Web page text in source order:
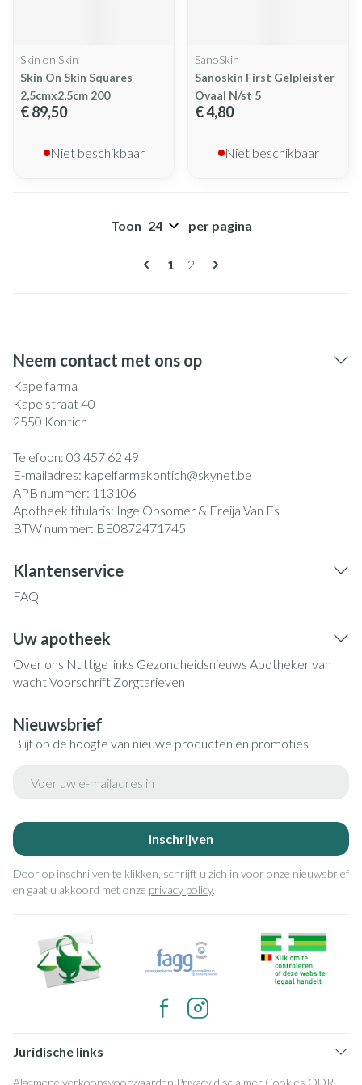
Skin on Skin
Skin On Skin Squares
2,5cmx2,5cm 200
€ 89,50
Niet beschikbaar
SanoSkin
Sanoskin First Gelpleister
Ovaal N/st 5
€ 4,80
Niet beschikbaar
Pagina's
U lees momenteel pagina
1 Pagina
2
Toon per pagina
Neem contact met ons op
Kapelfarma
Kapelstraat 40
2550 Kontich
Telefoon: 03 457 62 49
E-mailadres: kapelfarmakontich@skynet.be
APB nummer: 113106
Apotheek titularis: Inge Opsomer & Freija Van Es
BTW nummer: BE0872471745
Klantenservice
FAQ
Uw apotheek
Over ons Nuttige links Gezondheidsnieuws Apotheker van
wachtVoorschrift Zorgtarieven
Nieuwsbrief
Blijf op de hoogte van nieuwe producten en promoties
Inschrijven
Door op inschrijven te klikken, schrijft u zich in voor onze nieuwsbrief
en gaat u akkoord met onze privacy policy.
Juridische links
Algemene verkoopsvoorwaarden Privacy disclaimer Cookies ODR-